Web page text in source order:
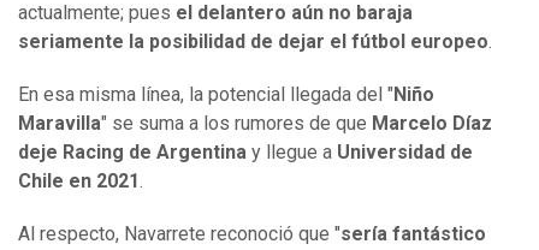
actualmente; pues el delantero aún no baraja
seriamente la posibilidad de dejar el fútbol europeo.
En esa misma línea, la potencial llegada del " Niño
Maravilla" se suma a los rumores de que Marcelo Díaz
deje Racing de Argentina y llegue a Universidad de
Chile en 2021.
Al respecto, Navarrete reconoció que "sería fantástico